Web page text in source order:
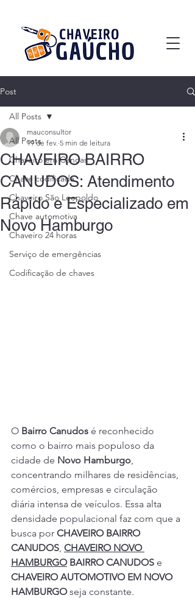
Post
All Posts
Chaveiro em Canoas
Chave codificada
Chaveiro São Leopoldo
Chave automotiva
Chaveiro 24 horas
Serviço de emergências
Codificação de chaves
All Posts
CHAVEIRO BAIRRO
CANUDOS: Atendimento
Rápido e Especializado em
Novo Hamburgo
mauconsultor
19 de fev. 5 min de leitura
O Bairro Canudos é reconhecido
como o bairro mais populoso da
cidade de Novo Hamburgo,
concentrando milhares de residências,
comércios, empresas e circulação
diária intensa de veículos. Essa alta
densidade populacional faz com que a
busca por CHAVEIRO BAIRRO
CANUDOS, CHAVEIRO NOVO
HAMBURGO BAIRRO CANUDOS e
CHAVEIRO AUTOMOTIVO EM NOVO
HAMBURGO seja constante.